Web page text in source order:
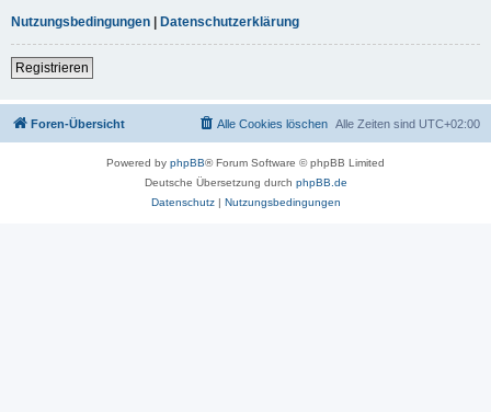
Nutzungsbedingungen | Datenschutzerklärung
Registrieren
Foren-Übersicht Alle Zeiten sind UTC+02:00
Alle Cookies löschen
Powered by phpBB® Forum Software © phpBB Limited
Deutsche Übersetzung durch phpBB.de
Datenschutz| Nutzungsbedingungen